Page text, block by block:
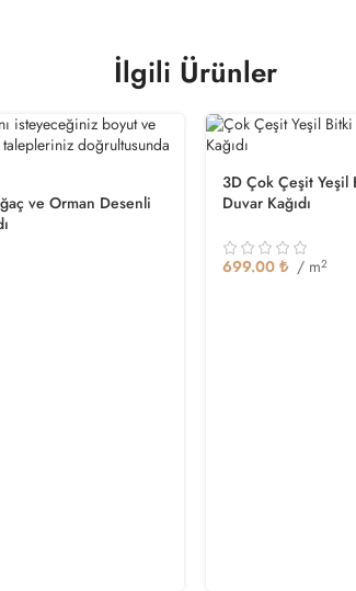
İlgili Ürünler
ve Orman Desenli
3D Çok Çeşit Yeşil
Duvar Kağıdı
699.00 ₺ / m2